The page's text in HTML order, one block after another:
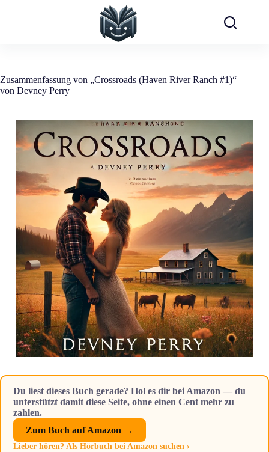
Zusammenfassung von „Crossroads (Haven River Ranch #1)“
von Devney Perry
Du liest dieses Buch gerade? Hol es dir bei Amazon — du
unterstützt damit diese Seite, ohne einen Cent mehr zu
zahlen.
Zum Buch auf Amazon →
Lieber hören? Als Hörbuch bei Amazon suchen ›